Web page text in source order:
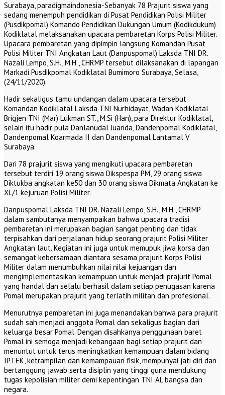
Surabaya, paradigmaindonesia-Sebanyak 78 Prajurit siswa yang
sedang menempuh pendidikan di Pusat Pendidikan Polisi Militer
(Pusdikpomal) Komando Pendidikan Dukungan Umum (Kodikdukum)
Kodiklatal melaksanakan upacara pembaretan Korps Polisi Militer.
Upacara pembaretan yang dipimpin langsung Komandan Pusat
Polisi Militer TNI Angkatan Laut (Danpuspomal) Laksda TNI DR.
Nazali Lempo, S.H., M.H., CHRMP tersebut dilaksanakan di lapangan
Markadi Pusdikpomal Kodiklatal Bumimoro Surabaya, Selasa,
(24/11/2020).
Hadir sekaligus tamu undangan dalam upacara tersebut
Komandan Kodiklatal Laksda TNI Nurhidayat, Wadan Kodiklatal
Brigjen TNI (Mar) Lukman ST., M.Si (Han), para Direktur Kodiklatal,
selain itu hadir pula Danlanudal Juanda, Dandenpomal Kodiklatal,
Dandenpomal Koarmada II dan Dandenpomal Lantamal V
Surabaya.
Dari 78 prajurit siswa yang mengikuti upacara pembaretan
tersebut terdiri 19 orang siswa Dikspespa PM, 29 orang siswa
Diktukba angkatan ke50 dan 30 orang siswa Dikmata Angkatan ke
XL/1 kejuruan Polisi Militer.
Danpuspomal Laksda TNI DR. Nazali Lempo, S.H., M.H., CHRMP
dalam sambutanya menyampaikan bahwa upacara tradisi
pembaretan ini merupakan bagian sangat penting dan tidak
terpisahkan dari perjalanan hidup seorang prajurit Polisi Militer
Angkatan laut. Kegiatan ini juga untuk memupuk jiwa korsa dan
semangat kebersamaan diantara sesama prajurit Korps Polisi
Militer dalam menumbuhkan nilai nilai kejuangan dan
mengimplementasikan kemampuan untuk menjadi prajurit Pomal
yang handal dan selalu berhasil dalam setiap penugasan karena
Pomal merupakan prajurit yang terlatih militan dan profesional.
Menurutnya pembaretan ini juga menandakan bahwa para prajurit
sudah sah menjadi anggota Pomal dan sekaligus bagian dari
keluarga besar Pomal. Dengan disahkanya penggunaan baret
Pomal ini semoga menjadi kebangaan bagi setiap prajurit dan
menuntut untuk terus meningkatkan kemampuan dalam bidang
IPTEK, ketrampilan dan kemampauan fisik, mempunyai jati diri dan
bertanggung jawab serta disiplin yang tinggi guna mendukung
tugas kepolisian militer demi kepentingan TNI AL bangsa dan
negara.